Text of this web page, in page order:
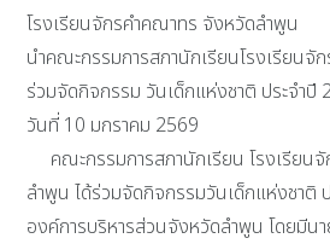
โรงเรียนจักรคำคณาทร จังหวัดลำพูน
นำคณะกรรมการสภานักเรียนโรงเรียน
ร่วมจัดกิจกรรม วันเด็กแห่งชาติ ประจำปี
วันที่ 10 มกราคม 2569
คณะกรรมการสภานักเรียน โรงเรียน
ลำพูน ได้ร่วมจัดกิจกรรมวันเด็กแห่งชาติ
องค์การบริหารส่วนจังหวัดลำพูน โดยมีน